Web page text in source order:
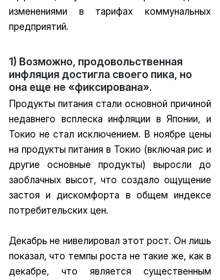
изменениями в тарифах коммунальных
предприятий.
1) Возможно, продовольственная
инфляция достигла своего пика, но
она еще не «фиксирована».
Продукты питания стали основной причиной
недавнего всплеска инфляции в Японии, и
Токио не стал исключением. В ноябре цены
на продукты питания в Токио (включая рис и
другие основные продукты) выросли до
заоблачных высот, что создало ощущение
застоя и дискомфорта в общем индексе
потребительских цен.
Декабрь не нивелировал этот рост. Он лишь
показал, что темпы роста не такие же, как в
декабре, что является существенным